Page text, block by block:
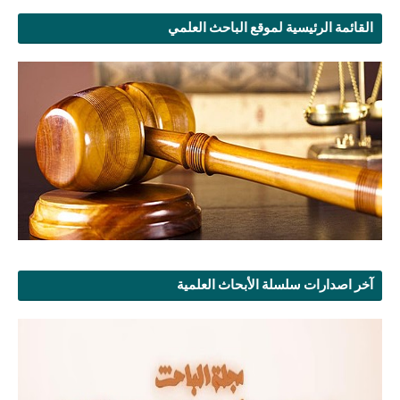
القائمة الرئيسية لموقع الباحث العلمي
آخر اصدارات سلسلة الأبحاث العلمية